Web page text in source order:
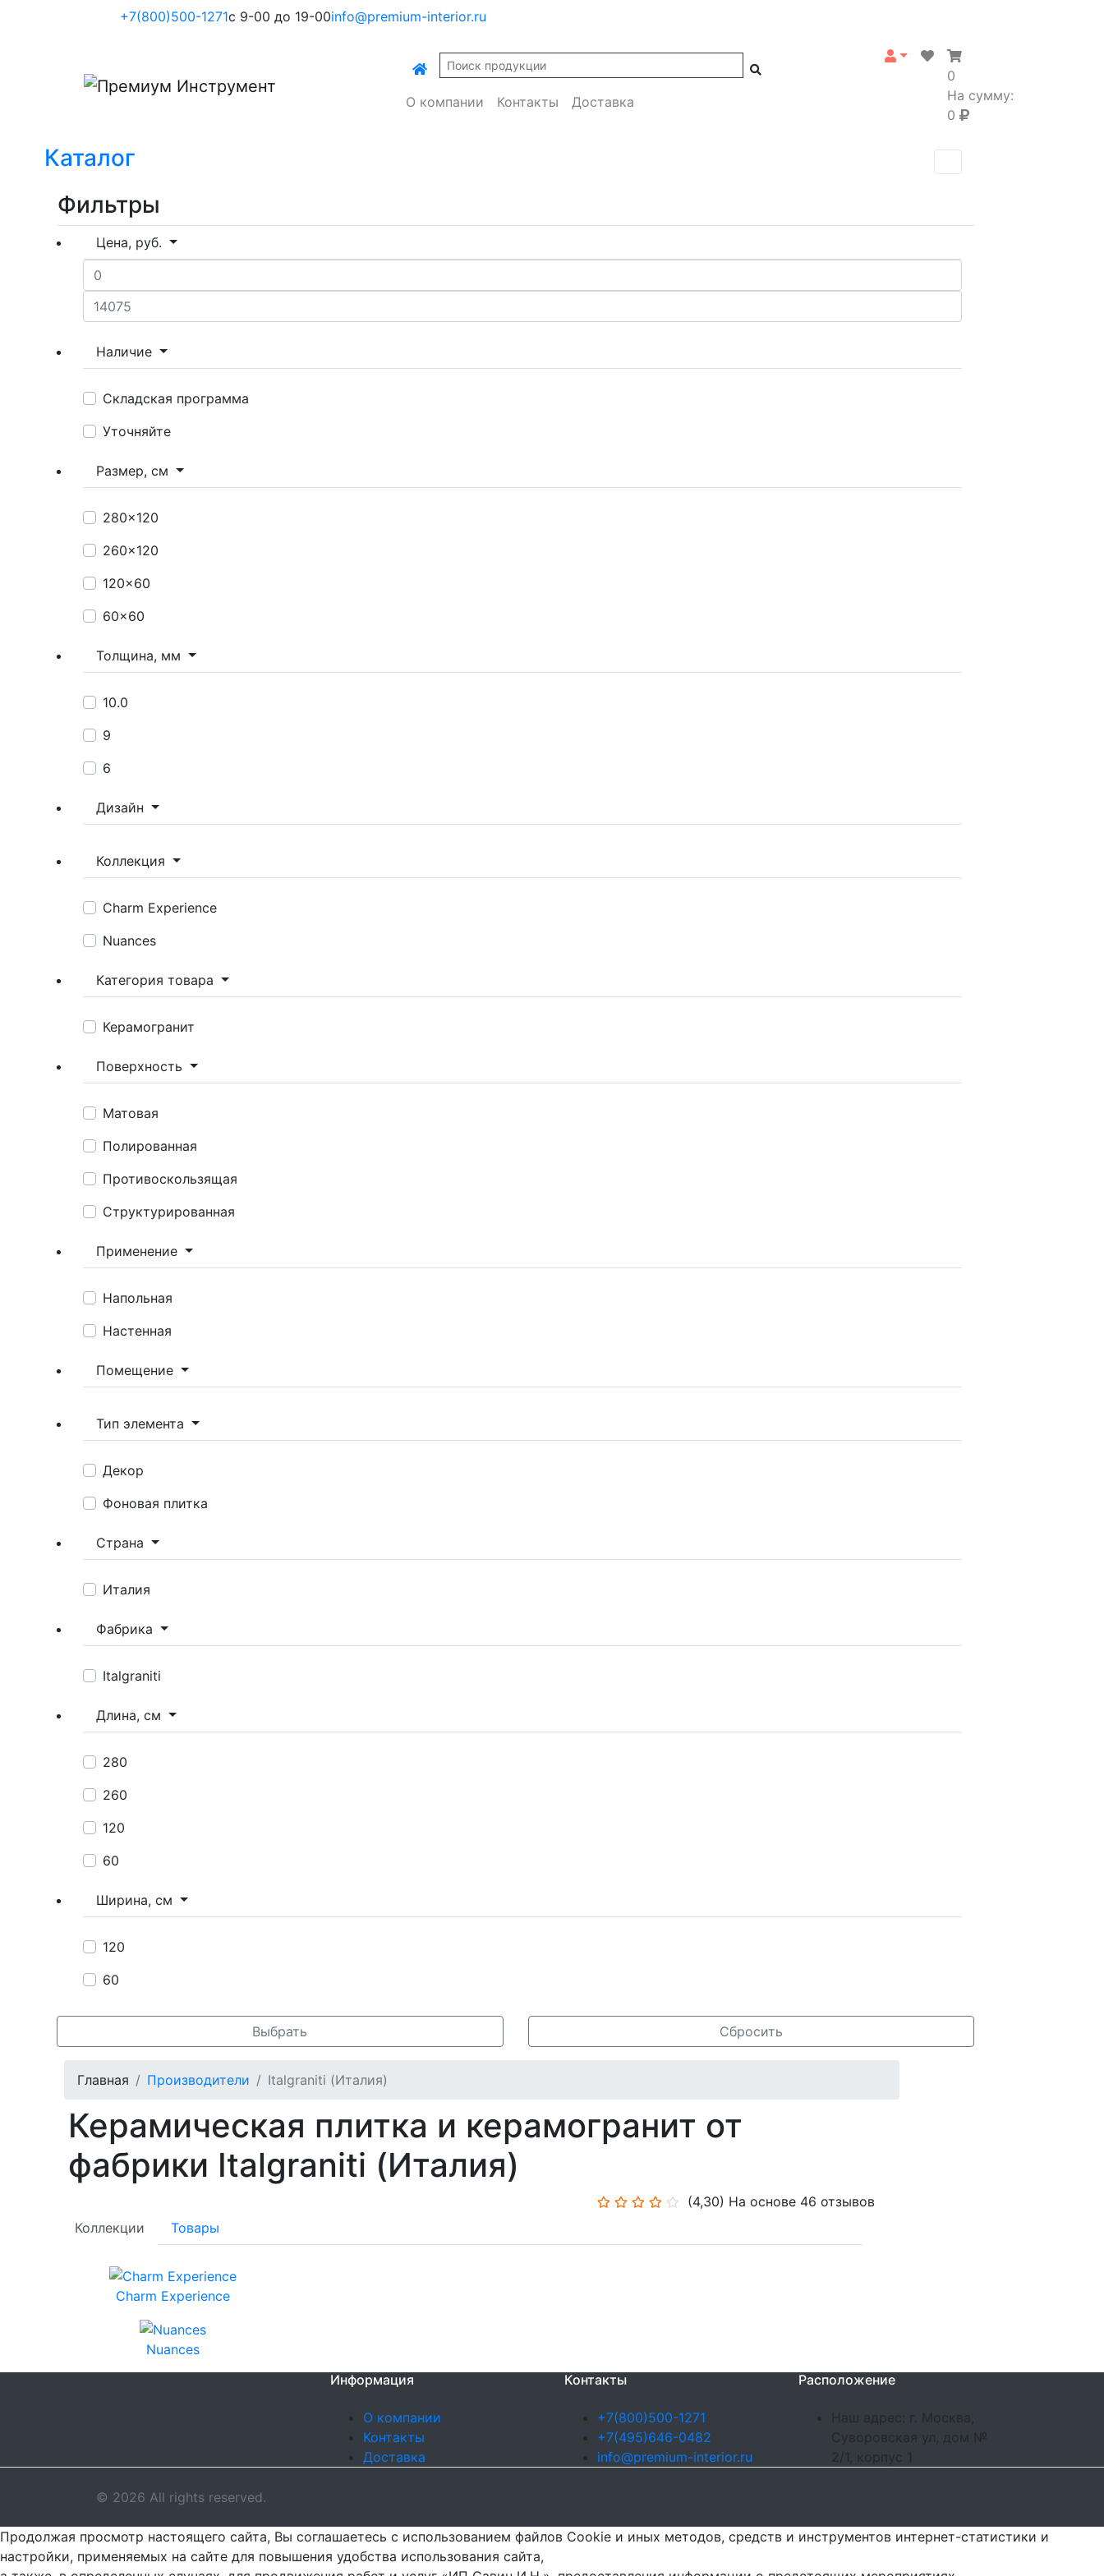
+7(800)500-1271с 9-00 до 19-00info@premium-interior.ru
О компании Контакты Доставка
0
На сумму:
0
Каталог
Фильтры
Цена, руб.
Наличие
Складская программа
Уточняйте
Размер, см
280x120
260x120
120x60
60x60
Толщина, мм
10.0
9
6
Дизайн
Коллекция
Charm Experience
Nuances
Категория товара
Керамогранит
Поверхность
Матовая
Полированная
Противоскользящая
Структурированная
Применение
Напольная
Настенная
Помещение
Тип элемента
Декор
Фоновая плитка
Страна
Италия
Фабрика
Italgraniti
Длина, см
280
260
120
60
Ширина, см
120
60
Выбрать Сбросить
Главная Производители Italgraniti (Италия)
Керамическая плитка и керамогранит от
фабрики Italgraniti (Италия)
(4,30) На основе 46 отзывов
Коллекции
Товары
Charm Experience
Nuances
Информация
О компании
Контакты
Доставка
Контакты
+7(800)500-1271
+7(495)646-0482
info@premium-interior.ru
Расположение
Наш адрес: г. Москва,
Суворовская ул, дом №
2/1, корпус 1
© 2026 All rights reserved.
Продолжая просмотр настоящего сайта, Вы соглашаетесь с использованием файлов Cookie и иных методов, средств и инструментов интернет-статистики и
настройки, применяемых на сайте для повышения удобства использования сайта,